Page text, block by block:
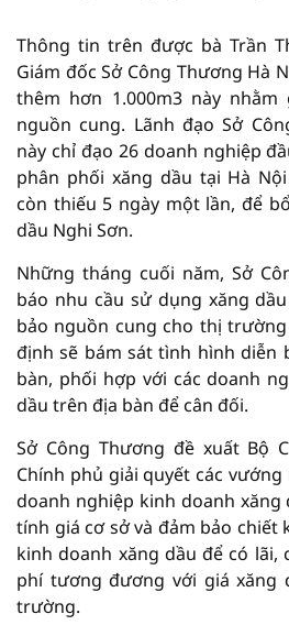
Thông tin trên được bà Trần
Giám đốc Sở Công Thương Hà
thêm hơn 1.000m3 này
nguồn cung. Lãnh đạo Sở
này chỉ đạo 26 doanh nghiệp
phân phối xăng dầu tại Hà
còn thiếu 5 ngày một lần, để
dầu Nghi Sơn.
Những tháng cuối năm, Sở
báo nhu cầu sử dụng xăng
bảo nguồn cung cho thị trường
định sẽ bám sát tình hình diễn
bàn, phối hợp với các doanh
dầu trên địa bàn để cân đối.
Sở Công Thương đề xuất Bộ
Chính phủ giải quyết các
doanh nghiệp kinh doanh xăng
tính giá cơ sở và đảm bảo chiết
kinh doanh xăng dầu để có lãi,
phí tương đương với giá xăng
trường.